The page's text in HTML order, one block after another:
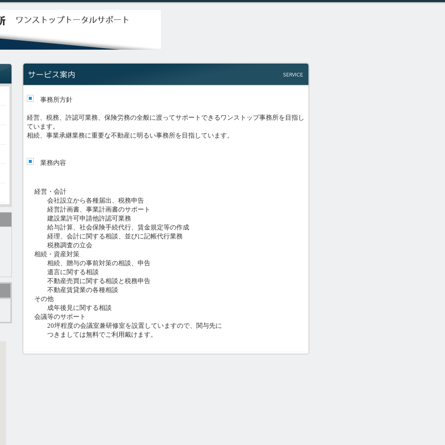
事務所方針
経営、税務、許認可業務、保険労務の全般に渡ってサポートできるワンストップ事務所を目指し
ています。
相続、事業承継業務に重要な不動産に明るい事務所を目指しています。
業務内容
経営・会計
会社設立から各種届出、税務申告
経営計画書、事業計画書のサポート
建設業許可申請他許認可業務
給与計算、社会保険手続代行、賃金規定等の作成
経理、会計に関する相談、並びに記帳代行業務
税務調査の立会
相続・資産対策
相続、贈与の事前対策の相談、申告
遺言に関する相談
不動産売買に関する相談と税務申告
不動産賃貸業の各種相談
その他
成年後見に関する相談
会議等のサポート
20坪程度の会議室兼研修室を設置していますので、関与先に
つきましては無料でご利用戴けます。